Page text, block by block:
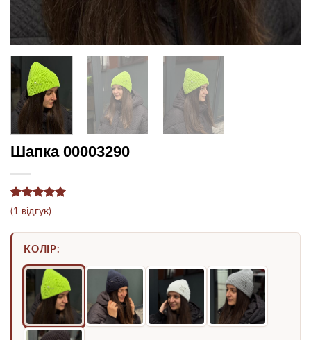
Шапка 00003290
Рейтинг
з 5 на
основі
1
покупця
(1 відгук)
КОЛІР: